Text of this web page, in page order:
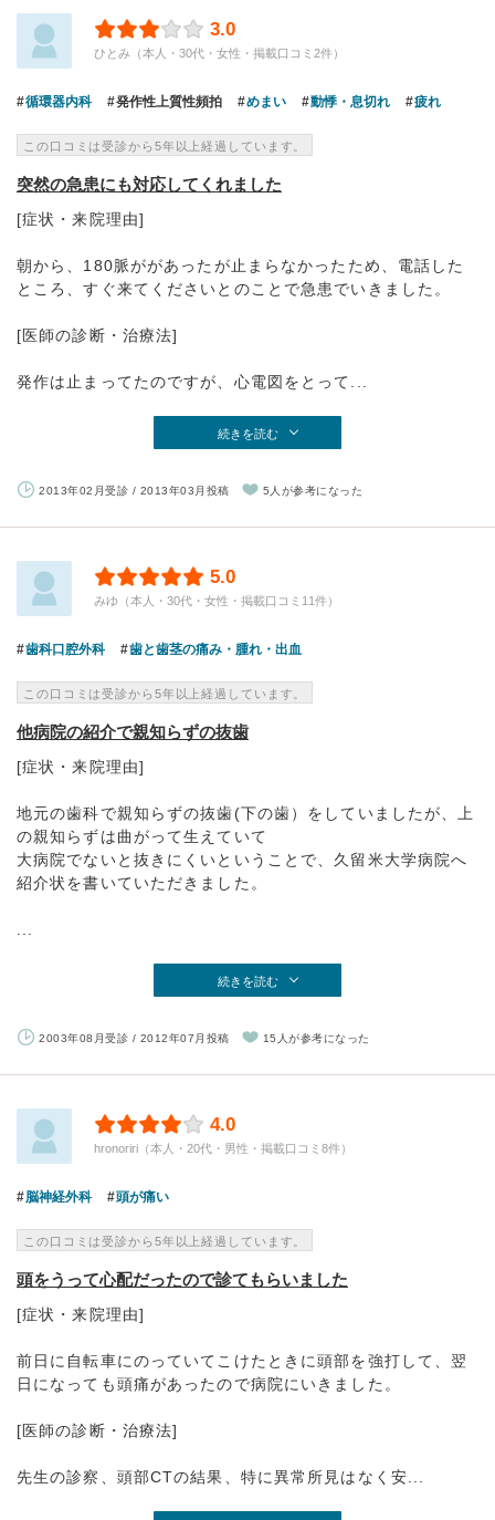
3.0
ひとみ（本人・30代・女性・掲載口コミ2件）
循環器内科 発作性上質性頻拍 めまい 動悸・息切れ 疲れ
この口コミは受診から5年以上経過しています。
突然の急患にも対応してくれました
[症状・来院理由]
朝から、180脈ががあったが止まらなかったため、電話した
ところ、すぐ来てくださいとのことで急患でいきました。
[医師の診断・治療法]
発作は止まってたのですが、心電図をとって...
続きを読む
2013年02月受診 / 2013年03月投稿 5人が参考になった
5.0
みゆ（本人・30代・女性・掲載口コミ11件）
歯科口腔外科 歯と歯茎の痛み・腫れ・出血
この口コミは受診から5年以上経過しています。
他病院の紹介で親知らずの抜歯
[症状・来院理由]
地元の歯科で親知らずの抜歯(下の歯）をしていましたが、上
の親知らずは曲がって生えていて
大病院でないと抜きにくいということで、久留米大学病院へ
紹介状を書いていただきました。
続きを読む
2003年08月受診 / 2012年07月投稿 15人が参考になった
4.0
hronoriri（本人・20代・男性・掲載口コミ8件）
脳神経外科 頭が痛い
この口コミは受診から5年以上経過しています。
頭をうって心配だったので診てもらいました
[症状・来院理由]
前日に自転車にのっていてこけたときに頭部を強打して、翌
日になっても頭痛があったので病院にいきました。
[医師の診断・治療法]
先生の診察、頭部CTの結果、特に異常所見はなく安...